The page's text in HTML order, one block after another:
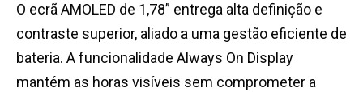
O ecrã AMOLED de 1,78” entrega alta definição e
contraste superior, aliado a uma gestão eficiente de
bateria. A funcionalidade Always On Display
mantém as horas visíveis sem comprometer a